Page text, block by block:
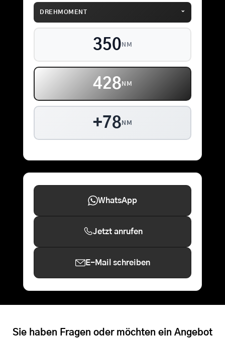
DREHMOMENT ⌄
350 NM
428 NM
+78 NM
WhatsApp
Jetzt anrufen
E-Mail schreiben
Sie haben Fragen oder möchten ein Angebot